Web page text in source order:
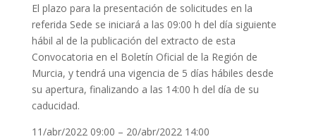
El plazo para la presentación de solicitudes en la
referida Sede se iniciará a las 09:00 h del día siguiente
hábil al de la publicación del extracto de esta
Convocatoria en el Boletín Oficial de la Región de
Murcia, y tendrá una vigencia de 5 días hábiles desde
su apertura, finalizando a las 14:00 h del día de su
caducidad.
11/abr/2022 09:00 – 20/abr/2022 14:00